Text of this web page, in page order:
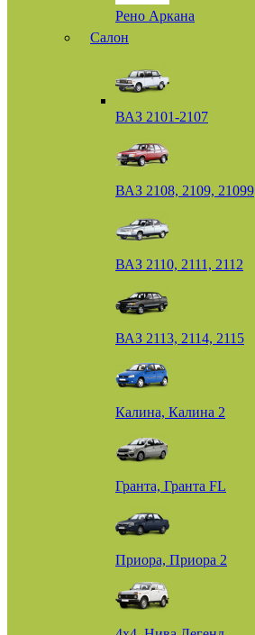
Рено Аркана
Салон
ВАЗ 2101-2107
ВАЗ 2108, 2109, 21099
ВАЗ 2110, 2111, 2112
ВАЗ 2113, 2114, 2115
Калина, Калина 2
Гранта, Гранта FL
Приора, Приора 2